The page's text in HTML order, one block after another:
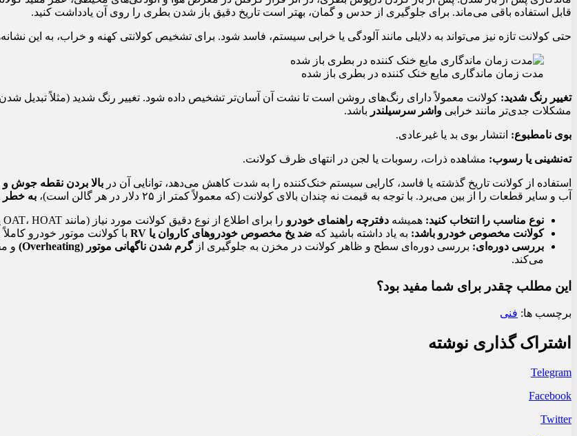
قابل استفاده باقی می‌ماند. برای جلوگیری از حدس و گمان، بهتر است تاریخ دقیق باز شدن بطری را روی آن یادداشت کنید.
حتی کولانت تازه نیز می‌تواند به دلایلی مانند آلودگی یا خرابی سیستم، فاسد شود. برای تشخیص کولانتی کهنه و خراب، به این
مدت زمان ماندگاری مایع خنک کننده در بطری باز شده
تغییر رنگ شدید: کولانت معمولاً دارای رنگ‌های روشن است تا نشت آن آسان‌تر تشخیص داده شود. تغییر رنگ شدید (مثلاً تبدیل
مشکلات جدی‌تر مانند خرابی واشر سرسیلندر باشد.
بوی نامطبوع: انتشار بوی بد یا غیرعادی.
ته‌نشینی یا رسوب: مشاهده ذرات، رسوبات یا لجن در انتهای ظرف کولانت.
استفاده از کولانت تاریخ گذشته یا فاسد، کارایی سیستم خنک‌کننده را به شدت کاهش می‌دهد، توانایی آن در بالا بردن نقطه جوش
آب و سایر قطعات را از بین می‌برد. با توجه به قیمت نه چندان بالای کولانت (که معمولاً کمتر از ۲۵ دلار در هر گالن است)،
به خطر
نوع مناسب را انتخاب کنید: همیشه دفترچه راهنمای خودرو را برای اطلاع از نوع دقیق کولانت مورد نیاز (مانند OAT، HOAT یا IAT) بررسی کنید. استفاده از نوع اشتباه می‌تواند به سیستم آسیب برساند.
کولانت مخصوص خودرو باشد: به یاد داشته باشید که ضد یخ مخصوص خودروهای کاروان یا RV
با کولانت موتور خودرو
بررسی دوره‌ای: بررسی دوره‌ای سطح و ظاهر کولانت در مخزن به جلوگیری ازگرم شدن ناگهانی موتور (Overheating)
و
می‌کند.
این مطلب چقدر برای شما مفید بود؟
برچسب ها: فنی
اشتراک گذاری نوشته
Telegram
Facebook
Twitter